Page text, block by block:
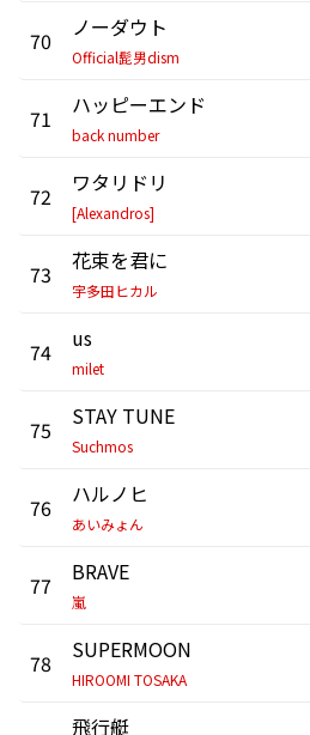
70 ノーダウト
Official髭男dism
71 ハッピーエンド
back number
72 ワタリドリ
[Alexandros]
73 花束を君に
宇多田ヒカル
74 us
milet
75 STAY TUNE
Suchmos
76 ハルノヒ
あいみょん
77 BRAVE
嵐
78 SUPERMOON
HIROOMI TOSAKA
飛行艇